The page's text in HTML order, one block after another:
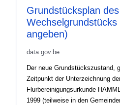
Alueellinen:
[ 5.92, 51.51 ], [ 5.92, 50.67 ],
Vastaa:
Grundstücksplan
Wechselgrundstücks
angeben)
data.gov.be
Der neue Grundstückszustand,
Zeitpunkt der Unterzeichnung
Flurbereinigungsurkunde
1999 (teilweise in den